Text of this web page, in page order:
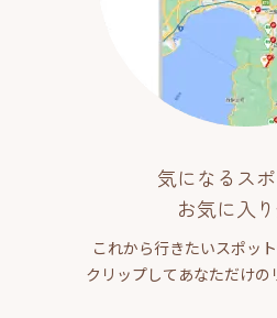
気になるス
お気に入
これから行きたいスポッ
クリップしてあなただけの